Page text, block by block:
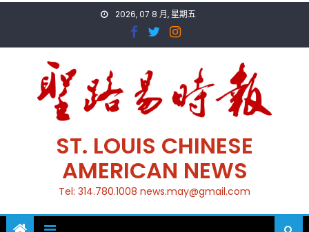
2026, 07 8 月, 星期五
ST. LOUIS CHINESE
AMERICAN NEWS
Tel: 314.780.1008 news.may@gmail.com